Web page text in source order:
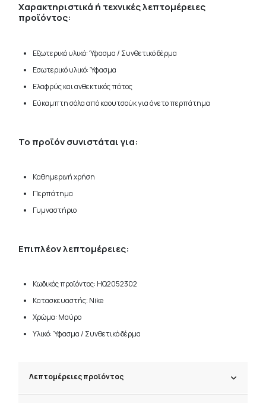
Χαρακτηριστικά ή τεχνικές λεπτομέρειες
προϊόντος:
Εξωτερικό υλικό: Ύφασμα / Συνθετικό δέρμα
Εσωτερικό υλικό: Ύφασμα
Ελαφρύς και ανθεκτικός πάτος
Εύκαμπτη σόλα από καουτσούκ για άνετο περπάτημα
Το προϊόν συνιστάται για:
Καθημερινή χρήση
Περπάτημα
Γυμναστήριο
Επιπλέον λεπτομέρειες:
Κωδικός προϊόντος: HQ2052302
Κατασκευαστής: Nike
Χρώμα: Μαύρο
Υλικό: Ύφασμα / Συνθετικό δέρμα
Λεπτομέρειες προϊόντος